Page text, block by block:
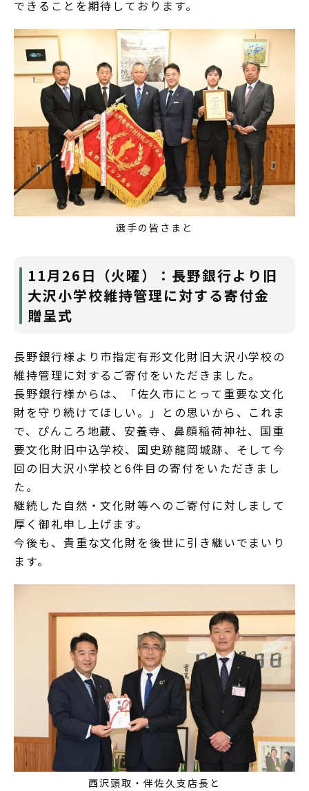
できることを期待しております。
選手の皆さまと
11月26日（火曜）：長野銀行より旧
大沢小学校維持管理に対する寄付金
贈呈式
長野銀行様より市指定有形文化財旧大沢小学校の
維持管理に対するご寄付をいただきました。
長野銀行様からは、「佐久市にとって重要な文化
財を守り続けてほしい。」との思いから、これま
で、ぴんころ地蔵、安養寺、鼻顔稲荷神社、国重
要文化財旧中込学校、国史跡龍岡城跡、そして今
回の旧大沢小学校と6件目の寄付をいただきまし
た。
継続した自然・文化財等へのご寄付に対しまして
厚く御礼申し上げます。
今後も、貴重な文化財を後世に引き継いでまいり
ます。
西沢頭取・伴佐久支店長と